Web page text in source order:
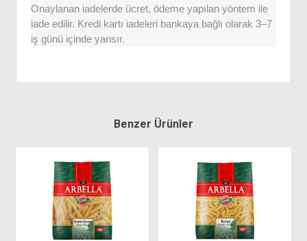
Onaylanan iadelerde ücret, ödeme yapılan yöntem ile
iade edilir. Kredi kartı iadeleri bankaya bağlı olarak 3–7
iş günü içinde yansır.
Benzer Ürünler